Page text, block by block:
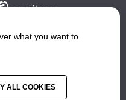
what you want to
ALL COOKIES